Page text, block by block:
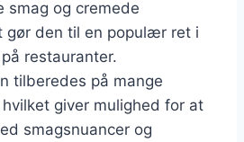
smag og cremede
gør den til en populær ret i
restauranter.
tilberedes på mange
giver mulighed for at
smagsnuancer og